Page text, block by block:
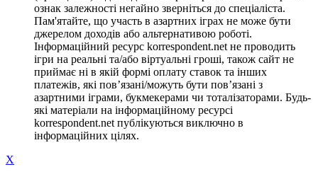
ознак залежності негайно зверніться до спеціаліста.
Пам'ятайте, що участь в азартних іграх не може бути
джерелом доходів або альтернативою роботі.
Інформаційний ресурс korrespondent.net не проводить
ігри на реальні та/або віртуальні гроші, також сайт не
приймає ні в якій формі оплату ставок та інших
платежів, які пов’язані/можуть бути пов’язані з
азартними іграми, букмекерами чи тоталізаторами. Будь-
які матеріали на інформаційному ресурсі
korrespondent.net публікуються виключно в
інформаційних цілях.
X